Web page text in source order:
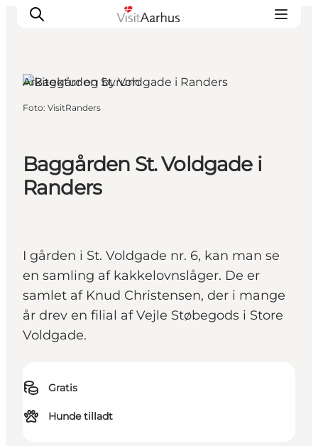
Byer og steder
Planlæg ferien
Transport
Baggården St. Voldgade i
Randers
I gården i St. Voldgade nr. 6, kan man se
en samling af kakkelovnslåger. De er
samlet af Knud Christensen, der i mange
år drev en filial af Vejle Støbegods i Store
Voldgade.
Gratis
Hunde tilladt
Arkitektur og byrum
Foto: VisitRanders